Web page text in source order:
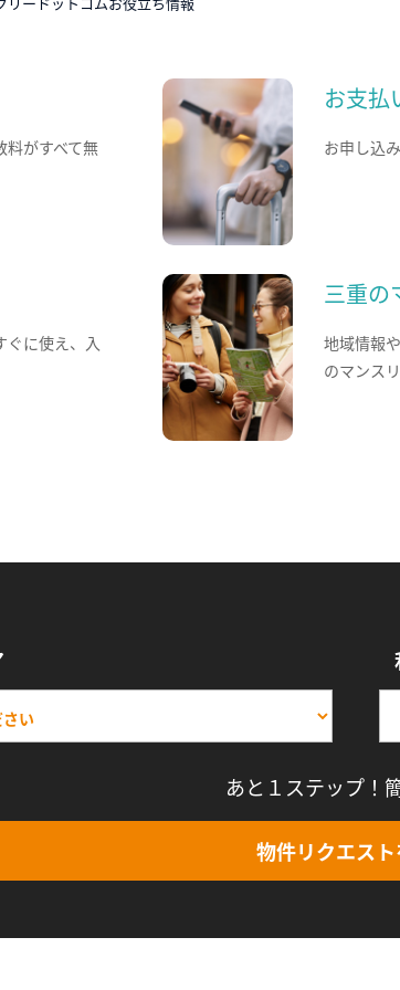
料がすべて無
お支払
お申し込
に使え、入
三重の
地域情報
のマンス
あと１ステップ！
物件リクエス